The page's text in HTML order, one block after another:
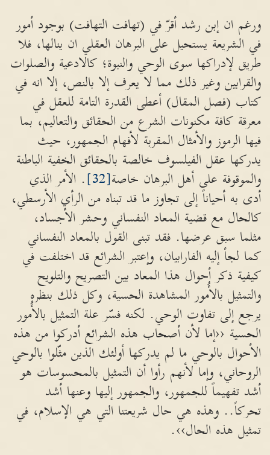
ورغم ان إبن رشد أقرّ في (تهافت التهافت) بوجود أمور
في الشريعة يستحيل على البرهان العقلي ان ينالها، فلا
طريق لإدراكها سوى الوحي والنبوة؛ كالادعية والصلوات
والقرابين وغير ذلك مما لا يعرف إلا بالنص، إلا انه في
كتاب (فصل المقال) أعطى القدرة التامة للعقل في
معرقة كافة مكنونات الشرع من الحقائق والتعاليم، بما
فيها الرموز والأمثال المقربة لأفهام الجمهور، حيث
يدركها عقل الفيلسوف خالصة بالحقائق الخفية الباطنة
والموقوفة على أهل البرهان خاصة[32]
. الأمر الذي
أدى به أحياناً إلى تجاوز ما قد تبناه من الرأي الأرسطي،
كالحال مع قضية المعاد النفساني وحشر الأجساد،
مثلما سبق عرضها. فقد تبنى القول بالمعاد النفساني
كما لجأ إليه الفارابيان، وإعتبر الشرائع قد اختلفت في
كيفية ذكر أحوال هذا المعاد بين التصريح والتلويح
والتمثيل بالأُمور المشاهدة الحسية، وكل ذلك بنظره
يرجع إلى تفاوت الوحي. لكنه فسّر علة التمثيل بالأُمور
الحسية ‹‹إما لأن أصحاب هذه الشرائع أدركوا من هذه
الأحوال بالوحي ما لم يدركها أولئك الذين مثّلوا بالوحي
الروحاني، وإما لأنهم رأوا أن التمثيل بالمحسوسات هو
أشد تفهيماً للجمهور، والجمهور إليها وعنها أشد
تحركاً.. وهذه هي حال شريعتنا التي هي الإسلام، في
تمثيل هذه الحال››.